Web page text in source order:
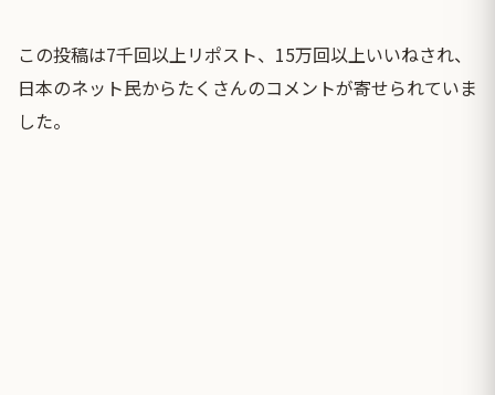
この投稿は7千回以上リポスト、15万回以上いいねされ、
日本のネット民からたくさんのコメントが寄せられていま
した。